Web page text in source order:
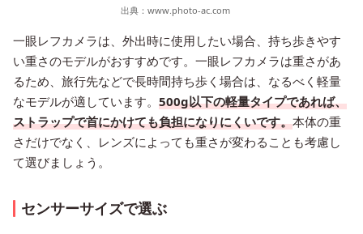
出典： www.photo-ac.com
一眼レフカメラは、外出時に使用したい場合、持ち歩きやす
い重さのモデルがおすすめです。一眼レフカメラは重さがあ
るため、旅行先などで長時間持ち歩く場合は、なるべく軽量
なモデルが適しています。 500g以下の軽量タイプであれば、
ストラップで首にかけても負担になりにくいです。本体の重
さだけでなく、レンズによっても重さが変わることも考慮し
て選びましょう。
センサーサイズで選ぶ